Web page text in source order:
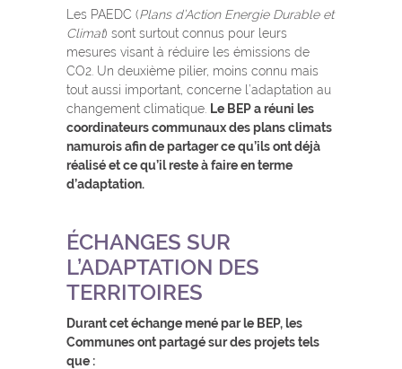
Les PAEDC (Plans d’Action Energie Durable et
Climat) sont surtout connus pour leurs
mesures visant à réduire les émissions de
CO2. Un deuxième pilier, moins connu mais
tout aussi important, concerne l’adaptation au
changement climatique. Le BEP a réuni les
coordinateurs communaux des plans climats
namurois afin de partager ce qu’ils ont déjà
réalisé et ce qu’il reste à faire en terme
d’adaptation.
ÉCHANGES SUR
L’ADAPTATION DES
TERRITOIRES
Durant cet échange mené par le BEP, les
Communes ont partagé sur des projets tels
que :